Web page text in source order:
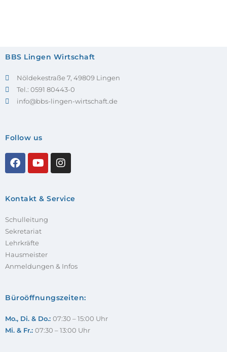
BBS Lingen Wirtschaft
Nöldekestraße 7, 49809 Lingen
Tel.: 0591 80443-0
info@bbs-lingen-wirtschaft.de
Follow us
Kontakt & Service
Schulleitung
Sekretariat
Lehrkräfte
Hausmeister
Anmeldungen & Infos
Büroöffnungszeiten:
Mo., Di. & Do.: 07:30 – 15:00 Uhr
Mi. & Fr.: 07:30 – 13:00 Uhr